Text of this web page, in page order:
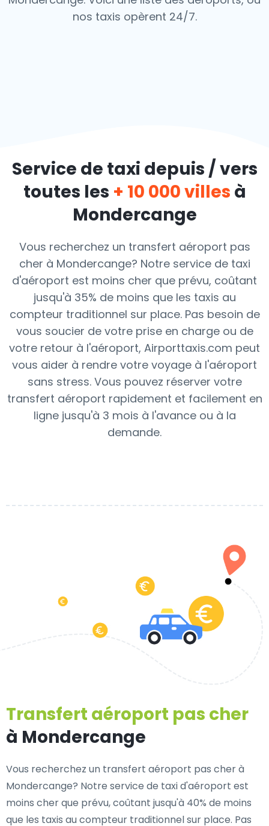
nos taxis opèrent 24/7.
Service de taxi depuis / vers
toutes les + 10 000 villes à
Mondercange
Vous recherchez un transfert aéroport pas
cher à Mondercange? Notre service de taxi
d'aéroport est moins cher que prévu, coûtant
jusqu'à 35% de moins que les taxis au
compteur traditionnel sur place. Pas besoin de
vous soucier de votre prise en charge ou de
votre retour à l'aéroport, Airporttaxis.com peut
vous aider à rendre votre voyage à l'aéroport
sans stress. Vous pouvez réserver votre
transfert aéroport rapidement et facilement en
ligne jusqu'à 3 mois à l'avance ou à la
demande.
Transfert aéroport pas cher
à Mondercange
Vous recherchez un transfert aéroport pas cher à
Mondercange? Notre service de taxi d'aéroport est
moins cher que prévu, coûtant jusqu'à 40% de moins
que les taxis au compteur traditionnel sur place. Pas